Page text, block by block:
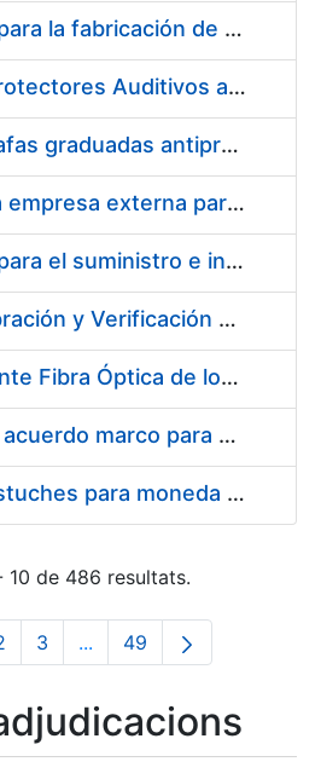
Acuerdo marco para la fabricación de piezas
Suministro de Protectores Auditivos a medida para las personas trabajadoras de los Centros de Trabajo de Madrid y Burgos
Suministro de gafas graduadas antiproyecciones para los trabajadores de la FNMT-RCM en los centros de trabajo de Madrid y Burgos
Servicios de una empresa externa para el asesoramiento y resolución de los recursos de alzada que se presentan relacionados con procesos de selección para la FNMT-RCM
Acuerdo marco para el suministro e instalación de persianas, estores y otros complementos
Servicio de Calibración y Verificación Externa de los Equipos de Medición del Servicio de Prevención de la FNMT-RCM
Conexión mediante Fibra Óptica de los Centros de Proceso de Datos (CPDs) de las sedes de la FNMT-RCM de Burgos y Madrid
Contratación de acuerdo marco para el Suministro de Material de Electricidad para la Fábrica Nacional de Moneda y Timbre-Real Casa de la Moneda en su centro de trabajo de Burgos
Suministro de estuches para moneda de 30 €
10 de 486 resultats.
Pàgina
3 ...Pàgines intermèdies
Pàgina
49